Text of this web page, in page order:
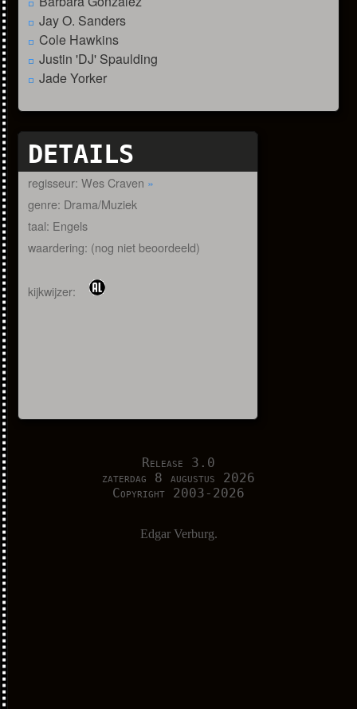
Jay O. Sanders
Cole Hawkins
Justin 'DJ' Spaulding
Jade Yorker
DETAILS
regisseur: Wes Craven »
genre: Drama/Muziek
taal: Engels
waardering: (nog niet beoordeeld)
kijkwijzer:
Release 3.0
zaterdag 8 augustus 2026
Copyright 2003-2026
Edgar Verburg.